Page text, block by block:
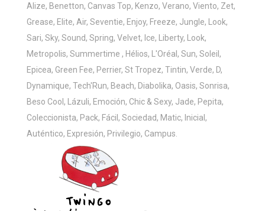
Alize, Benetton, Canvas Top, Kenzo, Verano, Viento, Zet,
Grease, Elite, Air, Seventie, Enjoy, Freeze, Jungle, Look,
Sari, Sky, Sound, Spring, Velvet, Ice, Liberty, Look,
Metropolis, Summertime , Hélios, L'Oréal, Sun, Soleil,
Epicea, Green Fee, Perrier, St Tropez, Tintin, Verde, D,
Dynamique, Tech'Run, Beach, Diabolika, Oasis, Sonrisa,
Beso Cool, Lázuli, Emoción, Chic & Sexy, Jade, Pepita,
Coleccionista, Pack, Fácil, Sociedad, Matic, Inicial,
Auténtico, Expresión, Privilegio, Campus.